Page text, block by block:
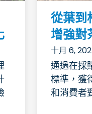
從葉到
增強對
十月 6,
通過在採
標準，獲
和消費者